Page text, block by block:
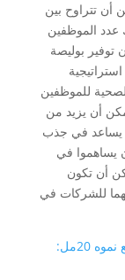
أن تتراوح بين
الموظفين
توفير بوليصة
للموظفين
أن يزيد من
يساعد في جذب
يساهموا في
أن تكون
للشركات في
ابيسوفت سيروم لإزالة الشعر ومنع نموه 20مل: